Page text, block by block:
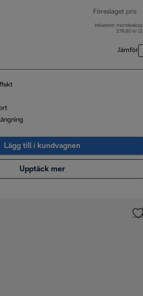
Föreslaget pris
Inkluderat
279,80 kr
Jämför
Lägg till i kundvagnen
Upptäck mer